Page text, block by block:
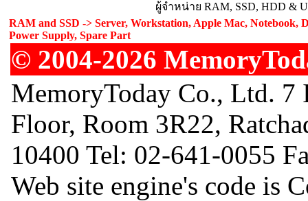
ผู้จำหน่าย RAM, SSD, HDD &
RAM and SSD -> Server, Workstation, Apple Mac, Notebook,
Power Supply, Spare Part
© 2004-2026
MemoryToday Co., Ltd.
Floor, Room 3R22,
10400 Tel: 02-641-0055
Web site engine's code is